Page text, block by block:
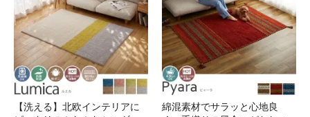
【洗える】北欧インテリアに
綿混素材でサラッと心地良